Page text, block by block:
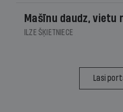
Mašīnu daudz, vietu
ILZE ŠĶIETNIECE
Lasi